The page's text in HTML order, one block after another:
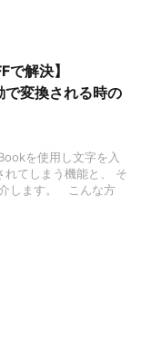
で解決】
変換される時の
を使用し文字を入
れてしまう機能と、 そ
します。 こんな方